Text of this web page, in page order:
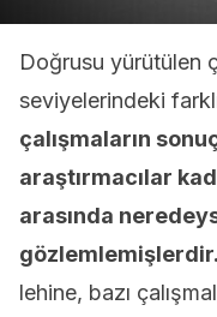
Doğrusu yürütülen
seviyelerindeki
çalışmaların
araştırmacılar
arasında
gözlemlemişlerdir.
lehine, bazı